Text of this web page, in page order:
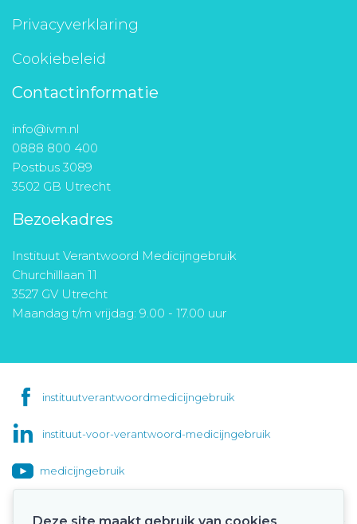
Privacyverklaring
Cookiebeleid
Contactinformatie
info@ivm.nl
0888 800 400
Postbus 3089
3502 GB Utrecht
Bezoekadres
Instituut Verantwoord Medicijngebruik
Churchilllaan 11
3527 GV Utrecht
Maandag t/m vrijdag: 9.00 - 17.00 uur
instituutverantwoordmedicijngebruik
instituut-voor-verantwoord-medicijngebruik
medicijngebruik